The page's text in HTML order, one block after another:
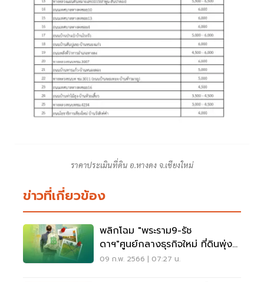
ราคาประเมินที่ดิน อ.หางดง จ.เชียงใหม่
ข่าวที่เกี่ยวข้อง
พลิกโฉม "พระราม9-รัช
ดาฯ"ศูนย์กลางธุรกิจใหม่ ที่ดินพุ่ง
วาละ 2 ล้าน
09 ก.พ. 2566 | 07:27 น.